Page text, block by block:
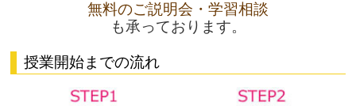
無料のご説明会・学習相談
も承っております。
授業開始までの流れ